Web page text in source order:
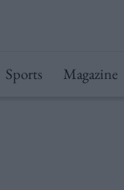
Sports Magazine